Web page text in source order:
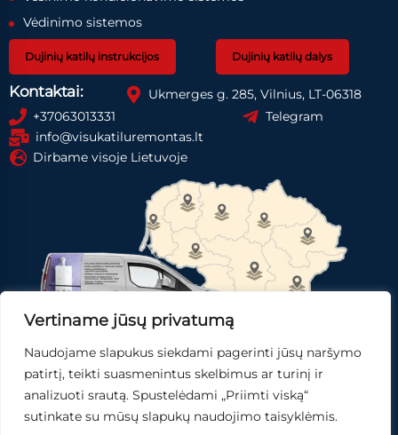
Vertiname jūsų privatumą
Naudojame slapukus siekdami pagerinti jūsų naršymo
patirtį, teikti suasmenintus skelbimus ar turinį ir
analizuoti srautą. Spustelėdami „Priimti viską“
sutinkate su mūsų slapukų naudojimo taisyklėmis.
Vėdinimo sistemos
Dujinių katilų instrukcijos Dujinių katilų dalys
Kontaktai:
Ukmerges g. 285, Vilnius, LT-06318
+37063013331
Telegram
info@visukatiluremontas.lt
Dirbame visoje Lietuvoje
Registruotis paslaugai Gauti pasiūlymą